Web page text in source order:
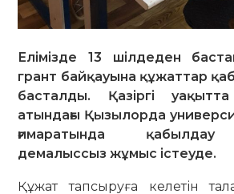
Елімізде 13 шілдеден
грант байқауына құжаттар
басталды. Қазіргі
атындағы Қызылорда
ғимаратында қабылдау
демалыссыз жұмыс істеуде.
Құжат тапсыруға келетін